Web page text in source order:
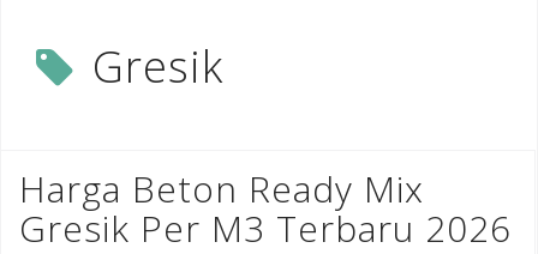
Gresik
Harga Beton Ready Mix
Gresik Per M3 Terbaru 2026